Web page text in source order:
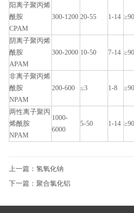
阳离子聚丙烯
酰胺
CPAM
300-1200 20-55 1-14 ≥90
阴离子聚丙烯
酰胺
APAM
300-2000 10-50 7-14 ≥90
非离子聚丙烯
酰胺
NPAM
200-600 ≤3 1-8 ≥90
两性离子聚丙
烯酰胺
NPAM
1000-
6000
5-50 1-14 ≥90
上一篇： 氢氧化钠
下一篇： 聚合氯化铝